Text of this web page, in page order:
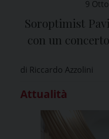
9
Soroptimist
con un
di Riccardo Azzolini
Attualità